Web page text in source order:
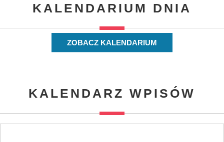
KALENDARIUM DNIA
ZOBACZ KALENDARIUM
KALENDARZ WPISÓW